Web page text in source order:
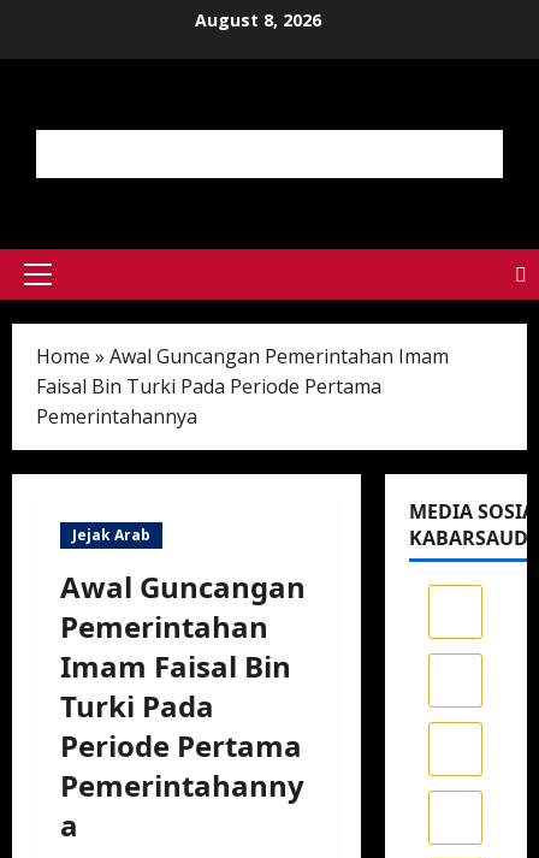
August 8, 2026
Primary
Home » Awal Guncangan Pemerintahan Imam
Faisal Bin Turki Pada Periode Pertama
Pemerintahannya
Jejak Arab
Awal Guncangan
Pemerintahan
Imam Faisal Bin
Turki Pada
Periode Pertama
Pemerintahanny
a
MEDIA